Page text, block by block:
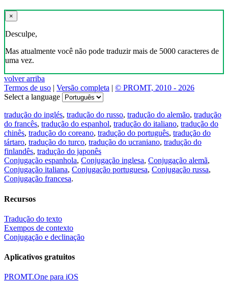
×
Desculpe,
Mas atualmente você não pode traduzir mais de 5000 caracteres de
uma vez.
volver arriba
Termos de uso | Versão completa | © PROMT, 2010 - 2026
Select a language
tradução do inglés, tradução do russo, tradução do alemão, tradução
do francês, tradução do espanhol, tradução do italiano, tradução do
chinês, tradução do coreano, tradução do português, tradução do
tártaro, tradução do turco, tradução do ucraniano, tradução do
finlandês, tradução do japonês
Conjugação espanhola, Conjugação inglesa, Conjugação alemã,
Conjugação italiana, Conjugação portuguesa, Conjugação russa,
Conjugação francesa.
Recursos
Tradução do texto
Exempos de contexto
Conjugação e declinação
Aplicativos gratuitos
PROMT.One para iOS